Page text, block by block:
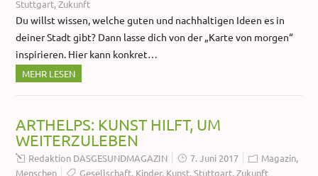
Stuttgart,Zukunft
Du willst wissen, welche guten und nachhaltigen Ideen es in
deiner Stadt gibt? Dann lasse dich von der „Karte von morgen“
inspirieren. Hier kann konkret…
MEHR LESEN
ARTHELPS: KUNST HILFT, UM
WEITERZULEBEN
Redaktion DASGESUNDMAGAZIN 7. Juni 2017 Magazin,
Menschen
Gesellschaft, Kinder, Kunst,Stuttgart,Zukunft